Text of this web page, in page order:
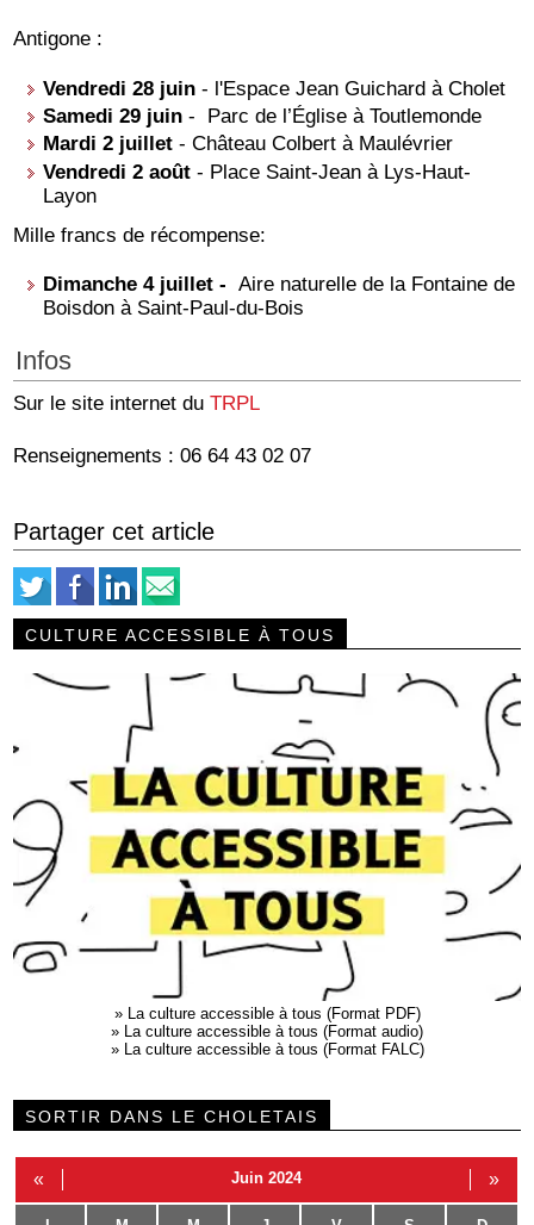
Antigone :
Vendredi 28 juin - l'Espace Jean Guichard à Cholet
Samedi 29 juin- Parc de l’Église à Toutlemonde
Mardi 2 juillet - Château Colbert à Maulévrier
Vendredi 2 août - Place Saint-Jean à Lys-Haut-
Layon
Mille francs de récompense:
Dimanche 4 juillet -Aire naturelle de la Fontaine de
Boisdon à Saint-Paul-du-Bois
Infos
Sur le site internet duTRPL
Renseignements : 06 64 43 02 07
Partager cet article
CULTURE ACCESSIBLE À TOUS
» La culture accessible à tous (Format PDF)
» La culture accessible à tous (Format audio)
» La culture accessible à tous (Format FALC)
SORTIR DANS LE CHOLETAIS
« Juin 2024 »